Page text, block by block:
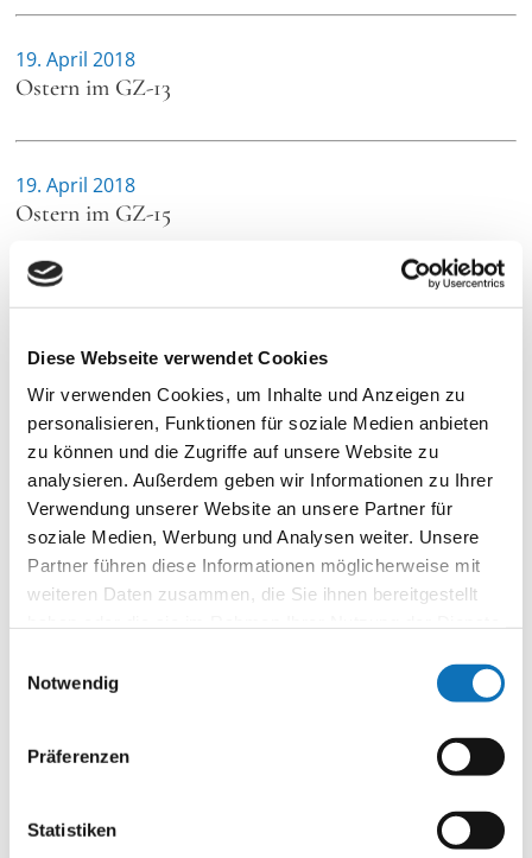
Diese Webseite verwendet Cookies
Wir verwenden Cookies, um Inhalte und Anzeigen zu
personalisieren, Funktionen für soziale Medien anbieten
zu können und die Zugriffe auf unsere Website zu
analysieren. Außerdem geben wir Informationen zu Ihrer
Verwendung unserer Website an unsere Partner für
soziale Medien, Werbung und Analysen weiter. Unsere
Partner führen diese Informationen möglicherweise mit
weiteren Daten zusammen, die Sie ihnen bereitgestellt
Notwendig
Präferenzen
Statistiken
19. April 2018
Ostern im GZ-13
19. April 2018
Ostern im GZ-15
19. April 2018
19. April 2018
Ostern im GZ-27
19. April 2018
Ostern im GZ-29
19. April 2018
Ostern im GZ-31